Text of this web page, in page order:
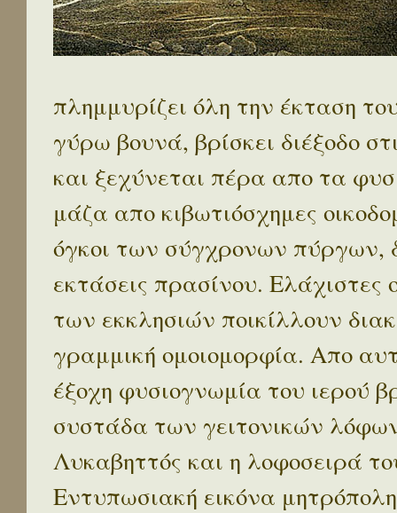
πλημμυρίζει όλη την έκταση
γύρω βουνά, βρίσκει διέξοδο
και ξεχύνεται πέρα απο τα
μάζα απο κιβωτιόσχημες
όγκοι των σύγχρονων πύργων,
εκτάσεις πρασίνου.
των εκκλησιών ποικίλλουν
γραμμική ομοιομορφία. Απο
έξοχη φυσιογνωμία του ιερού
συστάδα των γειτονικών
Λυκαβηττός και η λοφοσειρά
Εντυπωσιακή εικόνα